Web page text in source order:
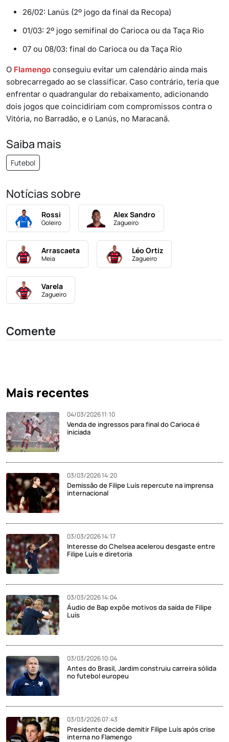
26/02: Lanús (2º jogo da final da Recopa)
01/03: 2º jogo semifinal do Carioca ou da Taça Rio
07 ou 08/03: final do Carioca ou da Taça Rio
O Flamengo conseguiu evitar um calendário ainda mais
sobrecarregado ao se classificar. Caso contrário, teria que
enfrentar o quadrangular do rebaixamento, adicionando
dois jogos que coincidiriam com compromissos contra o
Vitória, no Barradão, e o Lanús, no Maracanã.
Saiba mais
Futebol
Notícias sobre
Rossi
Goleiro
Alex Sandro
Zagueiro
Arrascaeta
Meia
Léo Ortiz
Zagueiro
Varela
Zagueiro
Comente
Mais recentes
04/03/2026 11:10
Venda de ingressos para final do Carioca é
iniciada
03/03/2026 14:20
Demissão de Filipe Luís repercute na imprensa
internacional
03/03/2026 14:17
Interesse do Chelsea acelerou desgaste entre
Filipe Luís e diretoria
03/03/2026 14:04
Áudio de Bap expõe motivos da saída de Filipe
Luís
03/03/2026 10:04
Antes do Brasil, Jardim construiu carreira sólida
no futebol europeu
03/03/2026 07:43
Presidente decide demitir Filipe Luís após crise
interna no Flamengo